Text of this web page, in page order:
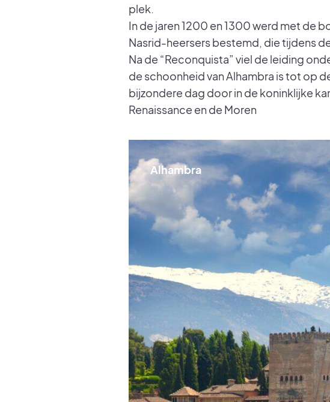
plek.
In de jaren 1200 en 1300 werd met de
Nasrid-heersers bestemd, die tijdens
Na de “Reconquista” viel de leiding
de schoonheid van Alhambra is tot op
bijzondere dag door in de koninklijke
Renaissance en de Moren
Alhambra